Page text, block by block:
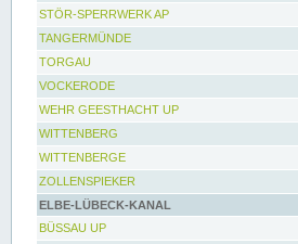
STÖR-SPERRWERK AP
TANGERMÜNDE
TORGAU
VOCKERODE
WEHR GEESTHACHT UP
WITTENBERG
WITTENBERGE
ZOLLENSPIEKER
ELBE-LÜBECK-KANAL
BÜSSAU UP